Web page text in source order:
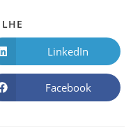
LinkedIn
Facebook